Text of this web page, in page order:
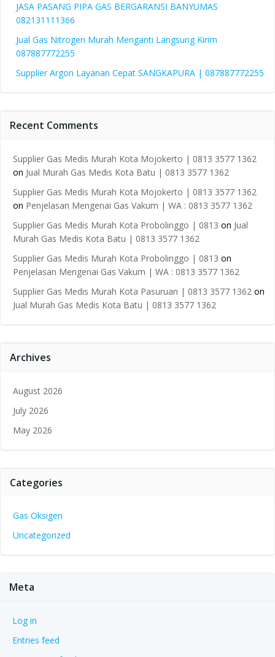
JASA PASANG PIPA GAS BERGARANSI BANYUMAS
082131111366
Jual Gas Nitrogen Murah Menganti Langsung Kirim
087887772255
Supplier Argon Layanan Cepat SANGKAPURA | 087887772255
Recent Comments
Supplier Gas Medis Murah Kota Mojokerto | 0813 3577 1362
on Jual Murah Gas Medis Kota Batu | 0813 3577 1362
Supplier Gas Medis Murah Kota Mojokerto | 0813 3577 1362
on Penjelasan Mengenai Gas Vakum | WA : 0813 3577 1362
Supplier Gas Medis Murah Kota Probolinggo | 0813 on Jual
Murah Gas Medis Kota Batu | 0813 3577 1362
Supplier Gas Medis Murah Kota Probolinggo | 0813 on
Penjelasan Mengenai Gas Vakum | WA : 0813 3577 1362
Supplier Gas Medis Murah Kota Pasuruan | 0813 3577 1362 on
Jual Murah Gas Medis Kota Batu | 0813 3577 1362
Archives
August 2026
July 2026
May 2026
Categories
Gas Oksigen
Uncategorized
Meta
Log in
Entries feed